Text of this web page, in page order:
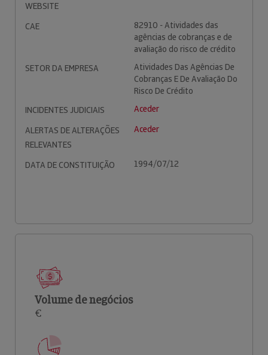
WEBSITE
CAE
82910 - Atividades das
agências de cobranças e de
avaliação do risco de crédito
SETOR DA EMPRESA
Atividades Das Agências De
Cobranças E De Avaliação Do
Risco De Crédito
INCIDENTES JUDICIAIS
Aceder
ALERTAS DE ALTERAÇÕES
RELEVANTES
Aceder
DATA DE CONSTITUIÇÃO 1994/07/12
Volume de negócios
€